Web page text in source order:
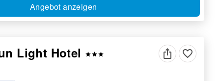
Angebot anzeigen
Light Hotel starstarstar favorite_border